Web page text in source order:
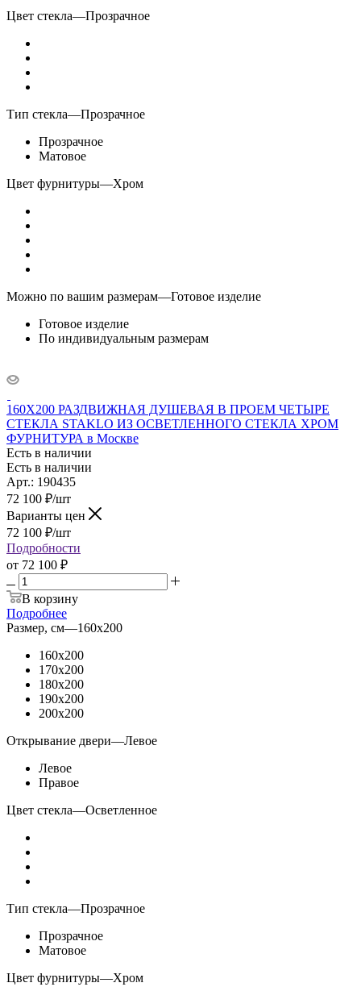
Цвет стекла—Прозрачное
Тип стекла—Прозрачное
Прозрачное
Матовое
Цвет фурнитуры—Хром
Можно по вашим размерам—Готовое изделие
Готовое изделие
По индивидуальным размерам
160X200 РАЗДВИЖНАЯ ДУШЕВАЯ В ПРОЕМ ЧЕТЫРЕ
СТЕКЛА STAKLO ИЗ ОСВЕТЛЕННОГО СТЕКЛА ХРОМ
ФУРНИТУРА в Москве
Есть в наличии
Есть в наличии
Арт.: 190435
72 100 ₽/шт
Варианты цен
72 100 ₽/шт
Подробности
от 72 100 ₽
В корзину
Подробнее
Размер, см—160x200
160x200
170x200
180x200
190x200
200x200
Открывание двери—Левое
Левое
Правое
Цвет стекла—Осветленное
Тип стекла—Прозрачное
Прозрачное
Матовое
Цвет фурнитуры—Хром